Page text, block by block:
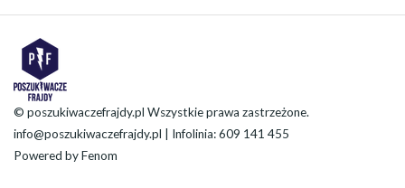
© poszukiwaczefrajdy.pl Wszystkie prawa zastrzeżone.
info@poszukiwaczefrajdy.pl | Infolinia: 609 141 455
Powered byFenom